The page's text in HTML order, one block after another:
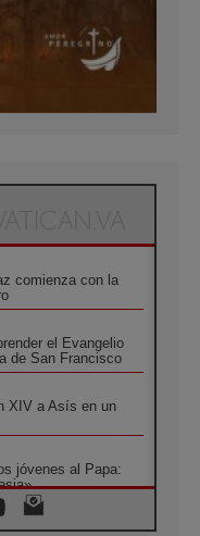
comienza con la
el Evangelio
de San Francisco
XIV a Asís en un
jóvenes al Papa:
en Roma en